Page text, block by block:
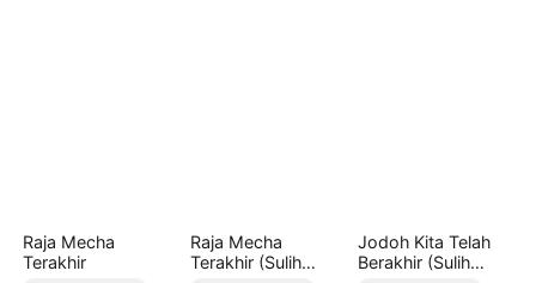
Raja Mecha
Terakhir
Raja Mecha
Terakhir (Sulih
Jodoh Kita Telah
Berakhir (Sulih